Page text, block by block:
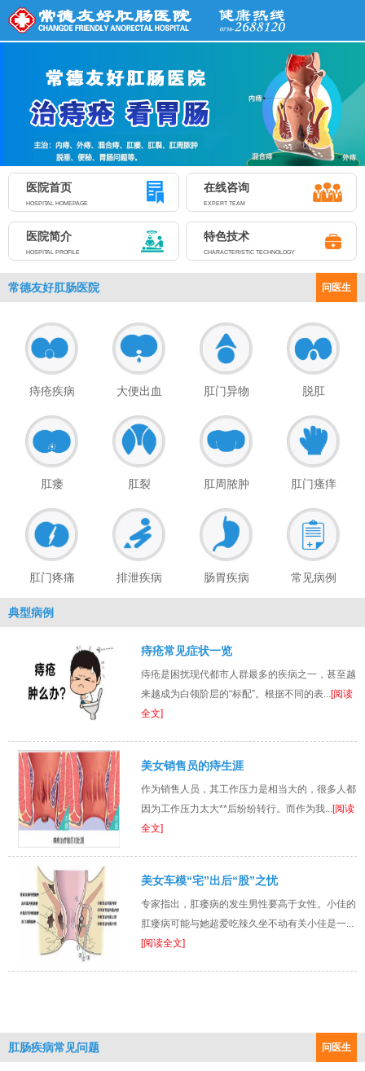
医院首页
HOSPITAL HOMEPAGE
在线咨询
EXPERT TEAM
医院简介
HOSPITAL PROFILE
特色技术
CHARACTERISTIC TECHNOLOGY
常德友好肛肠医院 问医生
痔疮疾病 大便出血 肛门异物 脱肛
肛瘘 肛裂 肛周脓肿 肛门瘙痒
肛门疼痛 排泄疾病 肠胃疾病 常见病例
典型病例
痔疮常见症状一览
痔疮是困扰现代都市人群最多的疾病之一，甚至越
来越成为白领阶层的“标配”。根据不同的表...[阅读
全文]
美女销售员的痔生涯
作为销售人员，其工作压力是相当大的，很多人都
因为工作压力太大**后纷纷转行。而作为我...[阅读
全文]
美女车模“宅”出后“股”之忧
专家指出，肛瘘病的发生男性要高于女性。小佳的
肛瘘病可能与她超爱吃辣久坐不动有关小佳是一...
[阅读全文]
肛肠疾病常见问题 问医生